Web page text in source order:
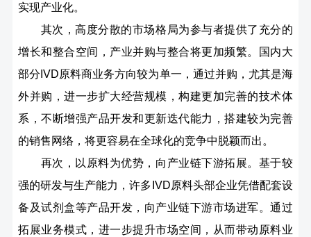
实现产业化。
其次，高度分散的市场格局为参与者提供了充分的
增长和整合空间，产业并购与整合将更加频繁。国内大
部分IVD原料商业务方向较为单一，通过并购，尤其是海
外并购，进一步扩大经营规模，构建更加完善的技术体
系，不断增强产品开发和更新迭代能力，搭建较为完善
的销售网络，将更容易在全球化的竞争中脱颖而出。
再次，以原料为优势，向产业链下游拓展。基于较
强的研发与生产能力，许多IVD原料头部企业凭借配套设
备及试剂盒等产品开发，向产业链下游市场进军。通过
拓展业务模式，进一步提升市场空间，从而带动原料业